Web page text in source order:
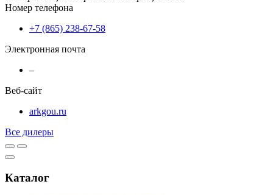
Номер телефона
+7 (865) 238-67-58
Электронная почта
–
Веб-сайт
arkgou.ru
Все дилеры
Каталог